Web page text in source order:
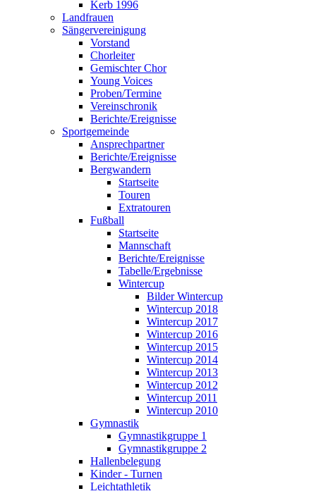
Kerb 1996
Landfrauen
Sängervereinigung
Vorstand
Chorleiter
Gemischter Chor
Young Voices
Proben/Termine
Vereinschronik
Berichte/Ereignisse
Sportgemeinde
Ansprechpartner
Berichte/Ereignisse
Bergwandern
Startseite
Touren
Extratouren
Fußball
Startseite
Mannschaft
Berichte/Ereignisse
Tabelle/Ergebnisse
Wintercup
Bilder Wintercup
Wintercup 2018
Wintercup 2017
Wintercup 2016
Wintercup 2015
Wintercup 2014
Wintercup 2013
Wintercup 2012
Wintercup 2011
Wintercup 2010
Gymnastik
Gymnastikgruppe 1
Gymnastikgruppe 2
Hallenbelegung
Kinder - Turnen
Leichtathletik